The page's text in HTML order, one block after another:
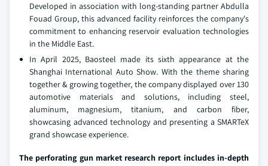
Developed in association with long-standing partner Abdulla
Fouad Group, this advanced facility reinforces the company's
commitment to enhancing reservoir evaluation technologies
in the Middle East.
In April 2025, Baosteel made its sixth appearance at the
Shanghai International Auto Show. With the theme sharing
together & growing together, the company displayed over 130
automotive materials and solutions, including steel,
aluminum, magnesium, titanium, and carbon fiber,
showcasing advanced technology and presenting a SMARTeX
grand showcase experience.
The perforating gun market research report includes in-depth